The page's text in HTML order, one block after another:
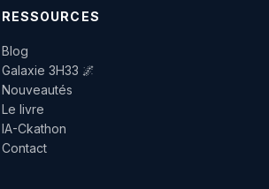
RESSOURCES
Blog
Galaxie 3H33 🌌
Nouveautés
Le livre
IA-Ckathon
Contact